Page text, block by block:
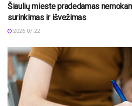
Šiaulių mieste pradedamas
surinkimas ir išvežimas
2026-07-22